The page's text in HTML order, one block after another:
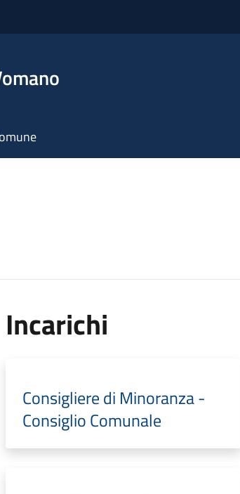
Incarichi
Consigliere di Minoranza -
Consiglio Comunale